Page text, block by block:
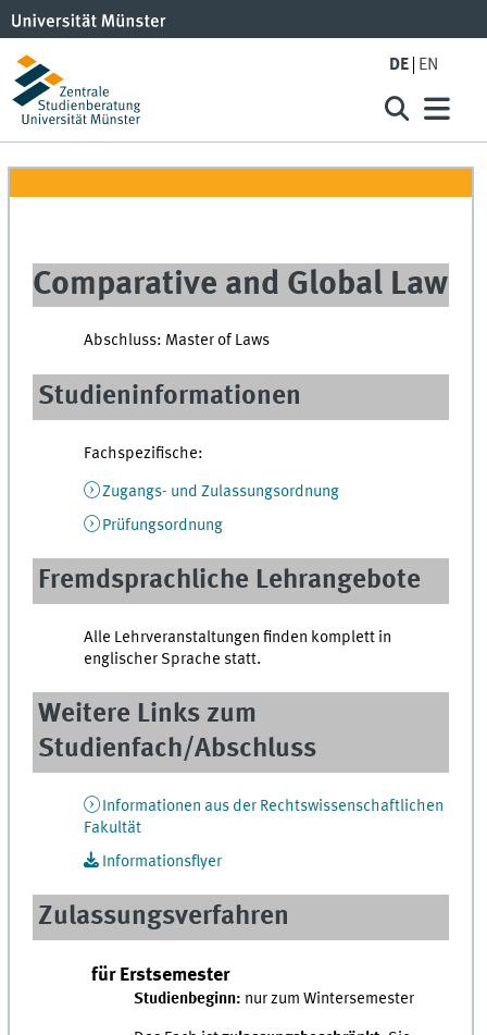
DE EN
Comparative and Global Law
Abschluss: Master of Laws
Studieninformationen
Fachspezifische:
Zugangs- und Zulassungsordnung
Prüfungsordnung
Fremdsprachliche Lehrangebote
Alle Lehrveranstaltungen finden komplett in
englischer Sprache statt.
Weitere Links zum
Studienfach/Abschluss
Informationen aus der Rechtswissenschaftlichen
Fakultät
Informationsflyer
Zulassungsverfahren
für Erstsemester
Studienbeginn: nur zum Wintersemester